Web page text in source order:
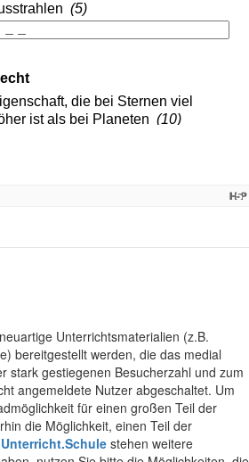
Unterrichtsmaterialien (z.B.
bereitgestellt werden, die das medial
stark gestiegenen Besucherzahl und zum
angemeldete Nutzer abgeschaltet. Um
für einen großen Teil der
die Möglichkeit, einen Teil der
stehen weitere